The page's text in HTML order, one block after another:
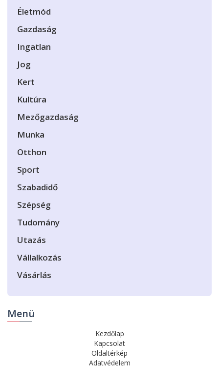
Életmód
Gazdaság
Ingatlan
Jog
Kert
Kultúra
Mezőgazdaság
Munka
Otthon
Sport
Szabadidő
Szépség
Tudomány
Utazás
Vállalkozás
Vásárlás
Menü
Kezdőlap
Kapcsolat
Oldaltérkép
Adatvédelem